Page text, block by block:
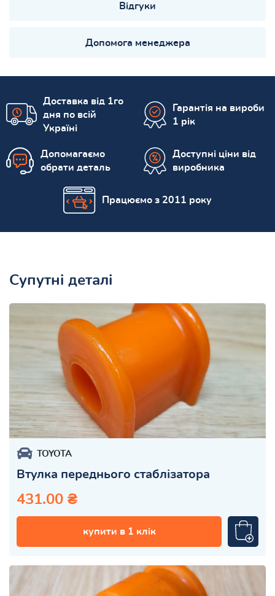
Відгуки
Допомога менеджера
Доставка від 1го
дня по всій
Україні
Гарантія на вироби
1 рік
Допомагаємо
обрати деталь
Доступні ціни від
виробника
Працюємо з 2011 року
Супутні деталі
TOYOTA
Втулка переднього стаблізатора
431.00 ₴
купити в 1 клік